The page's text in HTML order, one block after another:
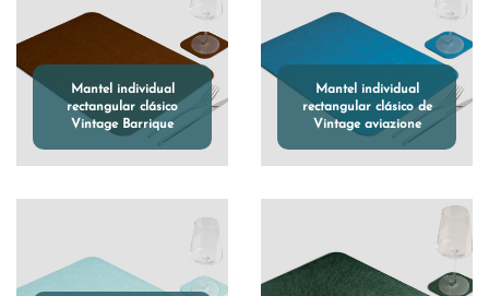
Mantel individual
rectangular clásico
Vintage Barrique
Mantel individual
rectangular clásico de
Vintage aviazione